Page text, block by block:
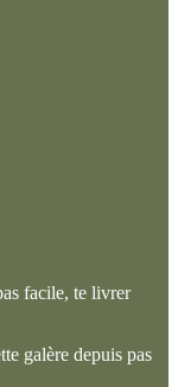
facile, te livrer
galère depuis pas